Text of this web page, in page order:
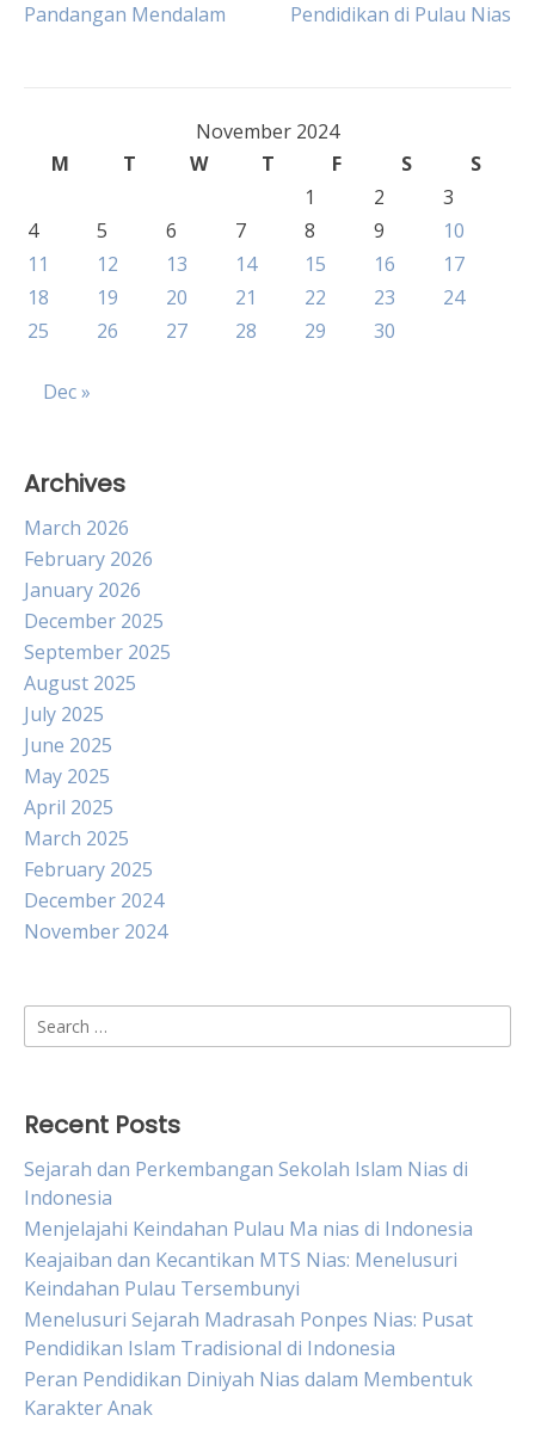
navigation
Pandangan Mendalam
Pendidikan di Pulau Nias
November 2024
M
T W T F S
S
1
2
3
4
5 6 7 8 9
10
11
12 13 14 15 16
17
18
19 20 21 22 23
24
25
26 27 28 29 30
Dec »
Archives
March 2026
February 2026
January 2026
December 2025
September 2025
August 2025
July 2025
June 2025
May 2025
April 2025
March 2025
February 2025
December 2024
November 2024
Search
for:
Recent Posts
Sejarah dan Perkembangan Sekolah Islam Nias di
Indonesia
Menjelajahi Keindahan Pulau Ma nias di Indonesia
Keajaiban dan Kecantikan MTS Nias: Menelusuri
Keindahan Pulau Tersembunyi
Menelusuri Sejarah Madrasah Ponpes Nias: Pusat
Pendidikan Islam Tradisional di Indonesia
Peran Pendidikan Diniyah Nias dalam Membentuk
Karakter Anak